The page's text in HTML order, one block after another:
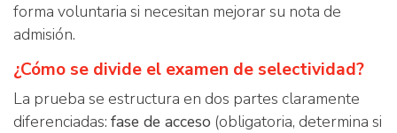
forma voluntaria si necesitan mejorar su nota de
admisión.
¿Cómo se divide el examen de selectividad?
La prueba se estructura en dos partes claramente
diferenciadas: fase de acceso (obligatoria, determina si